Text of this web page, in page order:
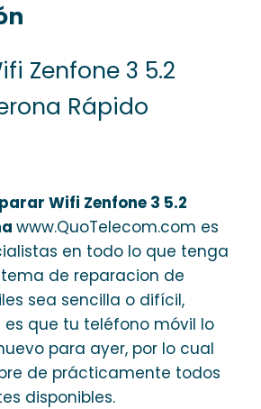
Zenfone 3 5.2
Rápido
Wifi Zenfone 3 5.2
www.QuoTelecom.com es
en todo lo que tenga
de reparacion de
sea sencilla o difícil,
es que tu teléfono móvil lo
para ayer, por lo cual
de prácticamente todos
disponibles.